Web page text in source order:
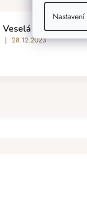
Nastavení
Veselá
| 28.12.2023